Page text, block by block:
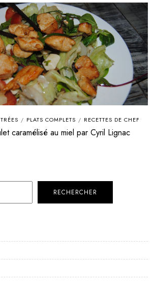
/ PLATS COMPLETS / RECETTES DE CHEF
caramélisé au miel par Cyril Lignac
RECHERCHER